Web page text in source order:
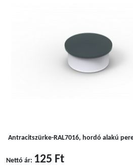
Antracitszürke-RAL7016, hordó alakú
Nettó ár: 125 Ft